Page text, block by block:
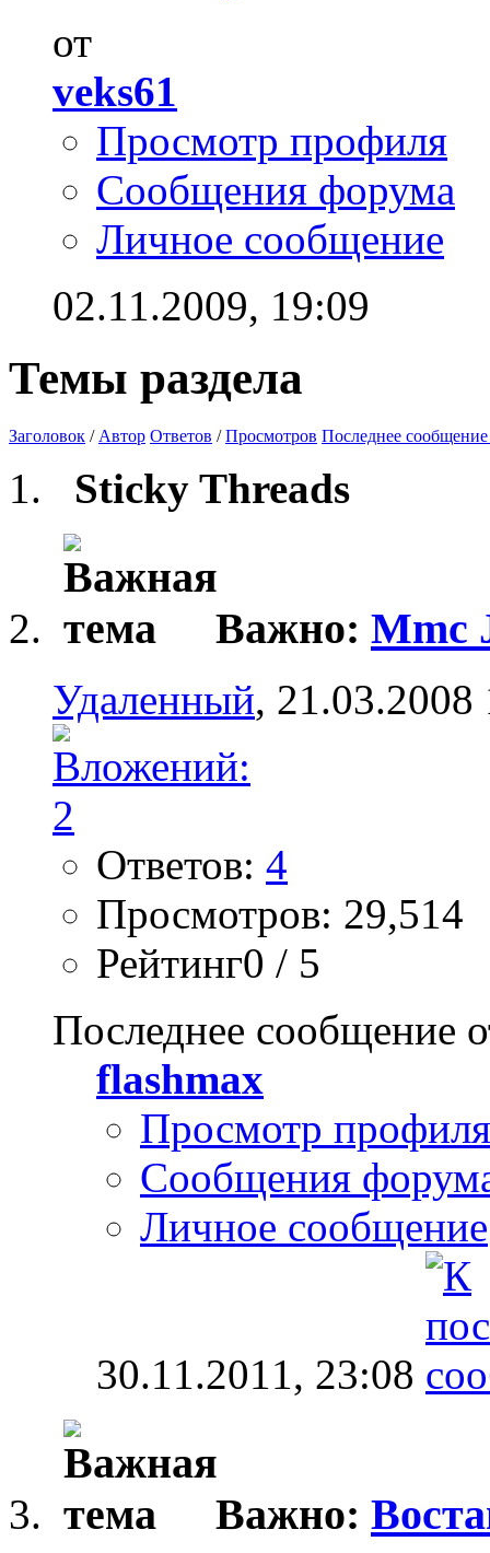
от
veks61
Просмотр профиля
Сообщения форума
Личное сообщение
02.11.2009, 19:09
Темы раздела
Заголовок / Автор Ответов /Просмотров Последнее сообщение
Sticky Threads
Важно: Mmc
Удаленный, 21.03.2008
Ответов: 4
Просмотров: 29,514
Рейтинг0 / 5
Последнее сообщение
flashmax
Просмотр профиля
Сообщения
Личное сообщение
30.11.2011, 23:08
Важно: